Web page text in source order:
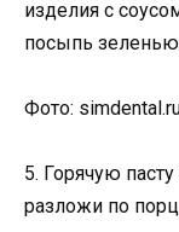
изделия с
посыпь
Фото:
5. Горячую
разложи по